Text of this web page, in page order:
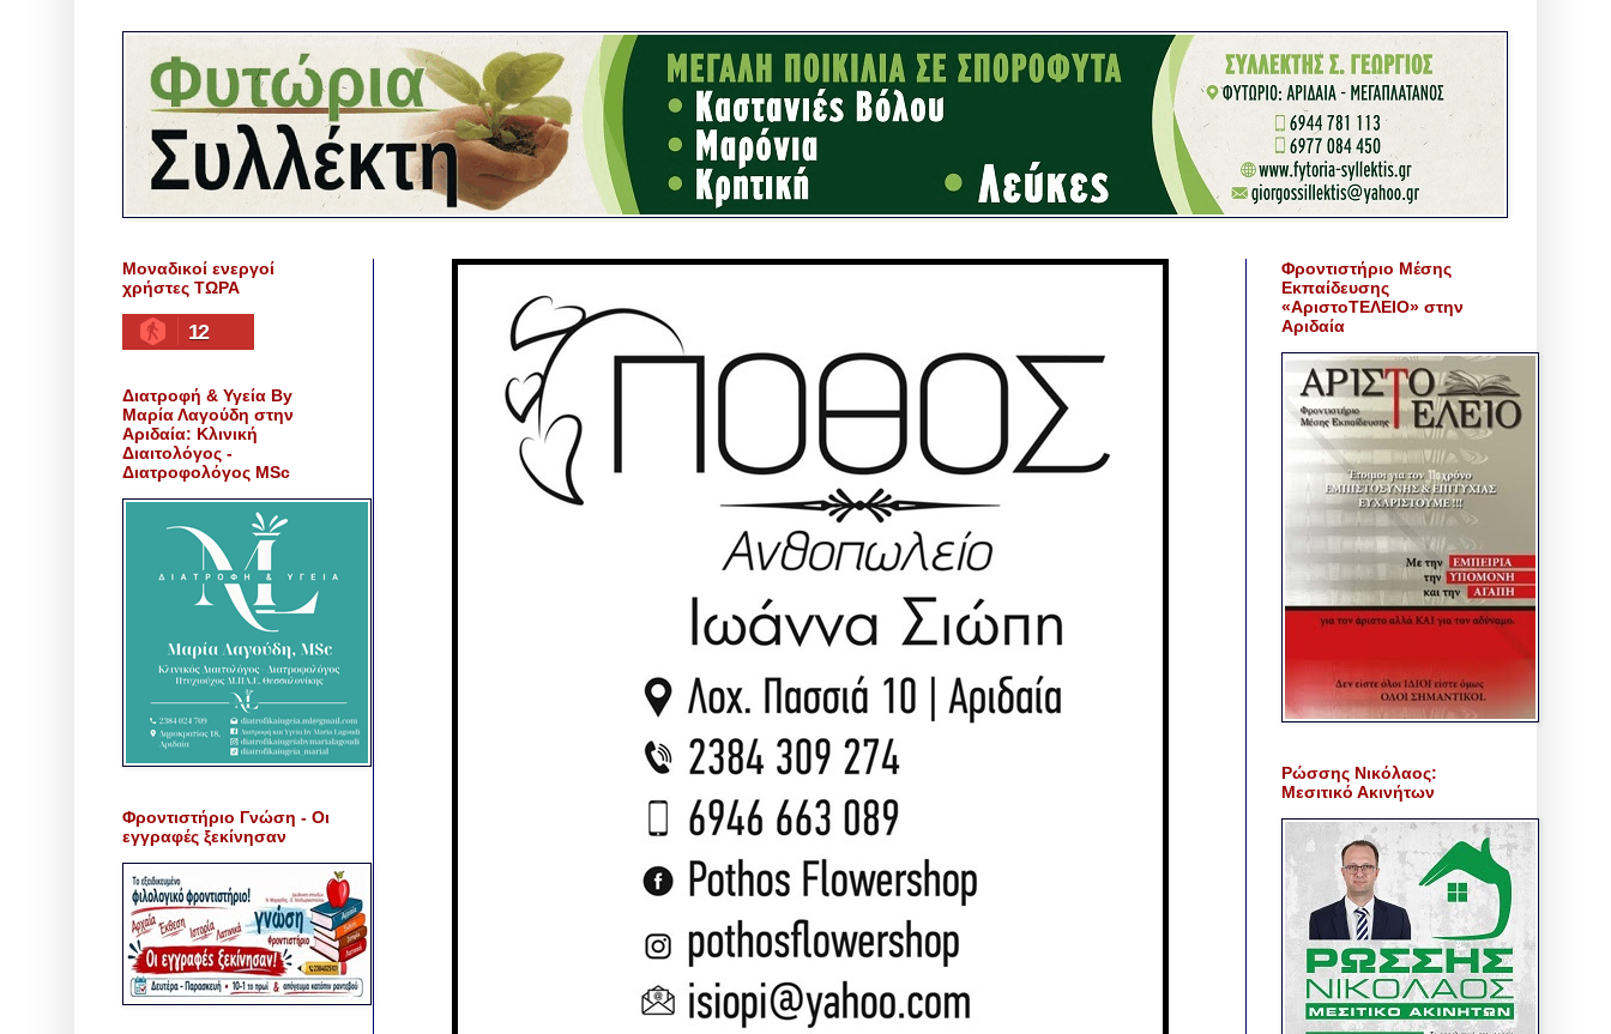
Μοναδικοί ενεργοί
χρήστες ΤΩΡΑ
12
Διατροφή & Υγεία By
Μαρία Λαγούδη στην
Αριδαία: Κλινική
Διαιτολόγος -
Διατροφολόγος MSc
Φροντιστήριο Γνώση - Οι
εγγραφές ξεκίνησαν
Φροντιστήριο Μέσης
Εκπαίδευσης
«ΑριστοΤΕΛΕΙΟ» στην
Αριδαία
Ρώσσης Νικόλαος:
Μεσιτικό Ακινήτων